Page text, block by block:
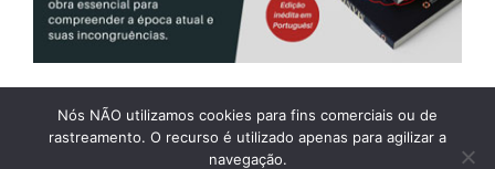
WEBMAIL ASSINATURABLOG ASSOCIADOS
Nós NÃO utilizamos cookies para fins comerciais ou de
rastreamento. O recurso é utilizado apenas para agilizar a
navegação.